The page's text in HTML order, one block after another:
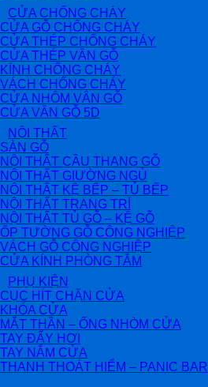
CỬA CHỐNG CHÁY
CỬA GỖ CHỐNG CHÁY
CỬA THÉP CHỐNG CHÁY
CỬA THÉP VÂN GỖ
KÍNH CHỐNG CHÁY
VÁCH CHỐNG CHÁY
CỬA NHÔM VÂN GỖ
CỬA VÂN GỖ 5D
NỘI THẤT
SÀN GỖ
NỘI THẤT CẦU THANG GỖ
NỘI THẤT GIƯỜNG NGỦ
NỘI THẤT KỆ BẾP – TỦ BẾP
NỘI THẤT TRANG TRÍ
NỘI THẤT TỦ GỖ – KỆ GỖ
ỐP TƯỜNG GỖ CÔNG NGHIỆP
VÁCH GỖ CÔNG NGHIỆP
CỬA KÍNH PHÒNG TẮM
PHỤ KIỆN
CỤC HÍT CHẶN CỬA
KHÓA CỬA
MẮT THẦN – ỐNG NHÒM CỬA
TAY ĐẨY HƠI
TAY NẮM CỬA
THANH THOÁT HIỂM – PANIC BAR